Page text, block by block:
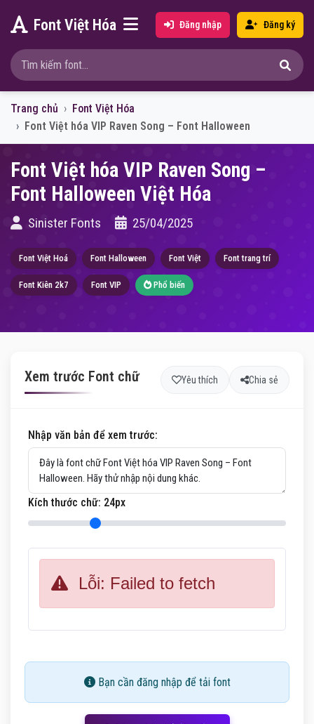
Font Việt Hóa Đăng nhập Đăng ký
Trang chủ
Font Việt Hóa
Font Việt hóa VIP Raven Song – Font Halloween
Font Việt hóa VIP Raven Song –
Font Halloween Việt Hóa
Sinister Fonts 25/04/2025
Font Việt Hoá Font Halloween Font Việt Font trang trí
Font Kiên 2k7 Font VIP Phổ biến
Xem trước Font chữ Yêu thích Chia sẻ
Nhập văn bản để xem trước:
Kích thước chữ: 24px
Lỗi: Failed to fetch
Bạn cần đăng nhập để tải font